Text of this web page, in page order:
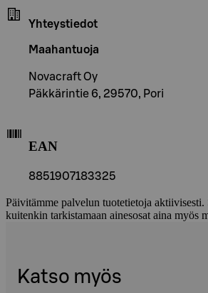
Yhteystiedot
Maahantuoja
Novacraft Oy
Päkkärintie 6, 29570, Pori
EAN
8851907183325
Päivitämme palvelun tuotetietoja aktiivisesti.
kuitenkin tarkistamaan ainesosat aina myös
Katso myös